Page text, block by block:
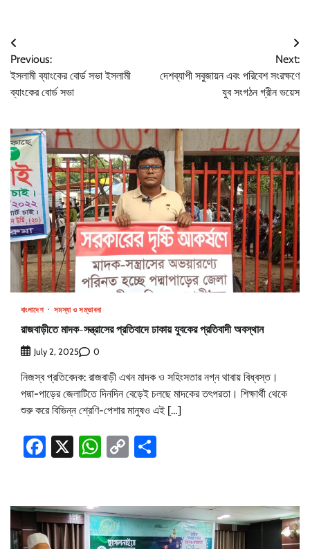
Post
navigation
Previous:
ইসলামী ব্যাংকের বোর্ড সভা ইসলামী
ব্যাংকের বোর্ড সভা
Next:
দেশব্যাপী সবুজায়ন এবং পরিবেশ সংরক্ষণে
যুব সংগঠন গ্রীন ভয়েস
বাংলাদেশ সমস্যা ও সম্ভাবনা
রাজবাড়ীতে মাদক-সন্ত্রাসের প্রতিবাদে ঢাকায় যুবকের প্রতিবাদী অবস্থান
July 2, 2025 0
নিজস্ব প্রতিবেদক: রাজবাড়ী এখন মাদক ও সহিংসতার নগ্ন থাবায় বিধ্বস্ত।
পদ্মা-পাড়ের জেলাটিতে দিনদিন বেড়েই চলছে মাদকের তৎপরতা। শিক্ষার্থী থেকে
শুরু করে বিভিন্ন শ্রেণি-পেশার মানুষও এই […]
Facebook
X WhatsApp
Copy